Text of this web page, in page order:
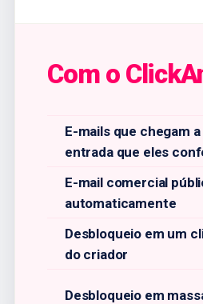
Com o
E-mails que chegam
entrada que eles
E-mail comercial
automaticamente
Desbloqueio em um
do criador
Desbloqueio em